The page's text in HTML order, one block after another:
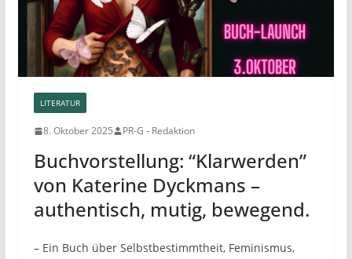
LITERATUR
8. Oktober 2025 PR-G - Redaktion
Buchvorstellung: “Klarwerden”
von Katerine Dyckmans –
authentisch, mutig, bewegend.
– Ein Buch über Selbstbestimmtheit, Feminismus,